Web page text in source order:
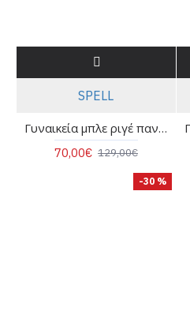
SPELL
Γυναικεία μπλε ριγέ παντελόνα καμπάνα - Spell 53-5053
70,00€ 129,00€
-30 %